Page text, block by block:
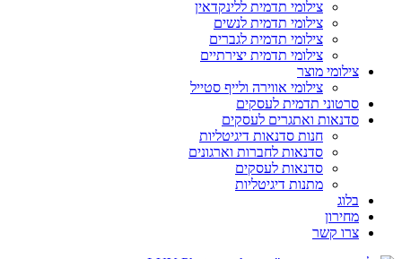
צילומי תדמית ללינקדאין
צילומי תדמית לנשים
צילומי תדמית לגברים
צילומי תדמית יצירתיים
צילומי מוצר
צילומי אווירה ולייף סטייל
סרטוני תדמית לעסקים
סדנאות ואתגרים לעסקים
חנות סדנאות דיגיטליות
סדנאות לחברות וארגונים
סדנאות לעסקים
מתנות דיגיטליות
בלוג
מחירון
צרו קשר